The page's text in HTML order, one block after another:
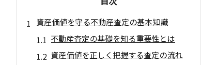
資産価値を守る不動産査定の基本知識
不動産査定の基礎を知る重要性とは
資産価値を正しく把握する査定の流れ